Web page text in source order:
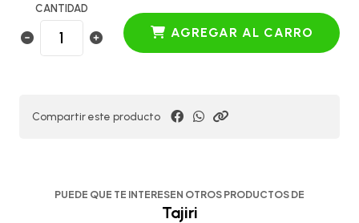
CANTIDAD
AGREGAR AL CARRO
Compartir este producto
PUEDE QUE TE INTERESEN OTROS PRODUCTOS DE
Tajiri